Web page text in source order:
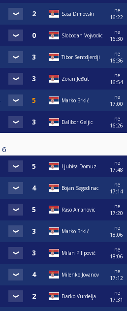
Sasa Dimovski
ne
16:22
Slobodan Vojvodic
ne
16:30
Tibor Sentdjerdji
ne
16:36
Zoran Jeđut
ne
16:54
Marko Brkić
ne
17:00
Dalibor Geljic
ne
16:26
6
Ljubisa Domuz
ne
17:48
Bojan Segedinac
ne
17:14
Raso Amanovic
ne
17:20
Marko Brkić
ne
18:06
Milan Pilipović
ne
18:06
Milenko Jovanov
ne
17:12
Darko Vurdelja
ne
17:31